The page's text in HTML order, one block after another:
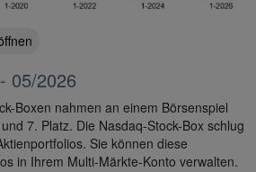
05/2026
Boxen nahmen an einem Börsenspiel
7. Platz. Die Nasdaq-Stock-Box schlug
Sie können diese
in Ihrem Multi-Märkte-Konto verwalten.